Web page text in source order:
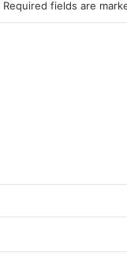
Required fields are